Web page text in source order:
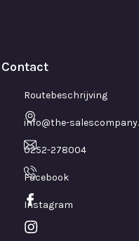
Contact
Routebeschrijving
info@the-
0252-278004
Facebook
Instagram